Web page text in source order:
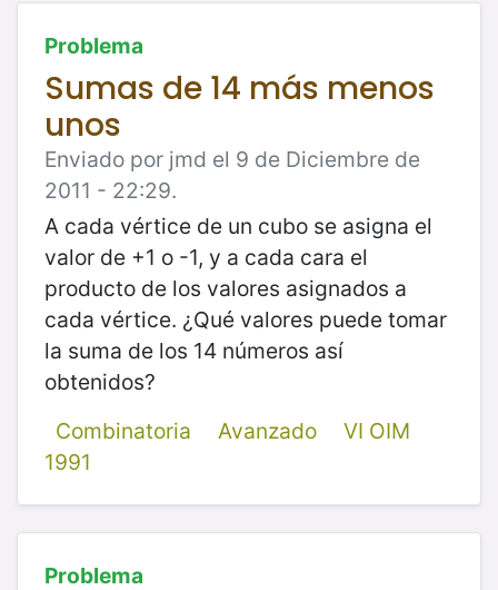
Problema
Sumas de 14 más menos
unos
Enviado por jmd el 9 de Diciembre de
2011 - 22:29.
A cada vértice de un cubo se asigna el
valor de +1 o -1, y a cada cara el
producto de los valores asignados a
cada vértice. ¿Qué valores puede tomar
la suma de los 14 números así
obtenidos?
Combinatoria
Avanzado
VI OIM
1991
Problema